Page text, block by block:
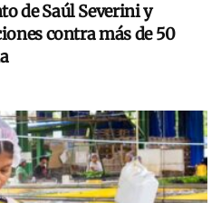
de Saúl Severini y
contra más de 50